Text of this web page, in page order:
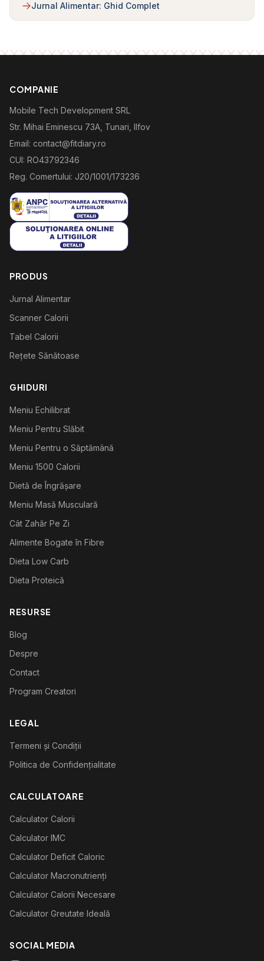
Jurnal Alimentar: Ghid Complet
COMPANIE
Mobile Tech Development SRL
Str. Mihai Eminescu 73A, Tunari, Ilfov
Email: contact@fitdiary.ro
CUI: RO43792346
Reg. Comertului: J20/1001/173236
PRODUS
Jurnal Alimentar
Scanner Calorii
Tabel Calorii
Rețete Sănătoase
GHIDURI
Meniu Echilibrat
Meniu Pentru Slăbit
Meniu Pentru o Săptămână
Meniu 1500 Calorii
Dietă de Îngrășare
Meniu Masă Musculară
Cât Zahăr Pe Zi
Alimente Bogate în Fibre
Dieta Low Carb
Dieta Proteică
RESURSE
Blog
Despre
Contact
Program Creatori
LEGAL
Termeni și Condiții
Politica de Confidențialitate
CALCULATOARE
Calculator Calorii
Calculator IMC
Calculator Deficit Caloric
Calculator Macronutrienți
Calculator Calorii Necesare
Calculator Greutate Ideală
SOCIAL MEDIA